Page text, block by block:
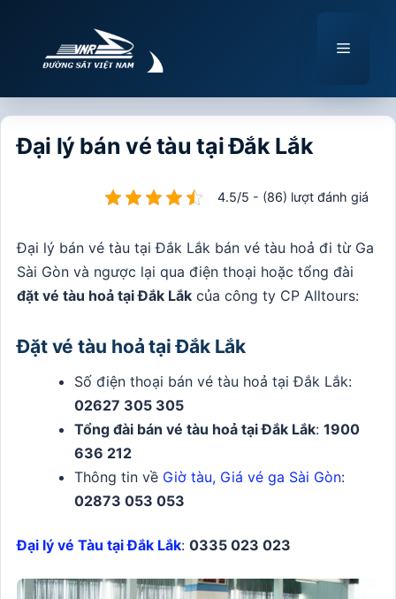
Menu
Đại lý bán vé tàu tại Đắk Lắk
4.5/5 - (86) lượt đánh giá
Đại lý bán vé tàu tại Đắk Lắk bán vé tàu hoả đi từ Ga
Sài Gòn và ngược lại qua điện thoại hoặc tổng đài
đặt vé tàu hoả tại Đắk Lắk của công ty CP Alltours:
Đặt vé tàu hoả tại Đắk Lắk
Số điện thoại bán vé tàu hoả tại Đắk Lắk:
02627 305 305
Tổng đài bán vé tàu hoả tại Đắk Lắk:1900
636 212
Thông tin về Giờ tàu, Giá vé ga Sài Gòn:
02873 053 053
Đại lý vé Tàu tại Đắk Lắk: 0335 023 023